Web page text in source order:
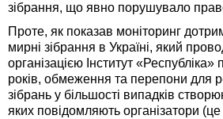
зібрання, що явно порушувало
Проте, як показав моніторинг
мирні зібрання в Україні, який
організацією Інститут
років, обмеження та перепони для
зібрань у більшості випадків
яких повідомляють організатори